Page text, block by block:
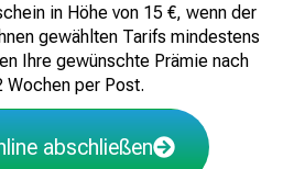
in Höhe von 15 €, wenn der
gewählten Tarifs mindestens
Ihre gewünschte Prämie nach
Wochen per Post.
abschließen